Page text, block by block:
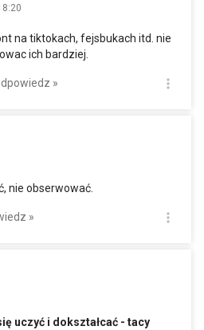
na tiktokach, fejsbukach itd. nie
ich bardziej.
»
nie obserwować.
»
uczyć i dokształcać - tacy